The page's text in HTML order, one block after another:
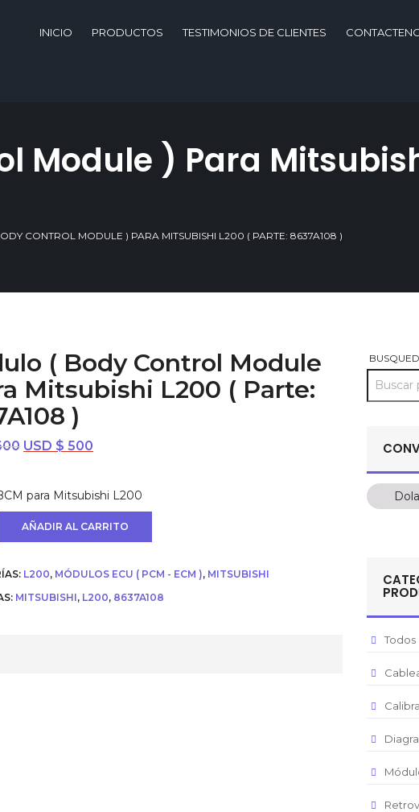
INICIO PRODUCTOS TESTIMONIOS DE CLIENTES
Module ) Para
CONTROL MODULE ) PARA MITSUBISHI L200 ( PARTE: 8637A108 )
( Body Control Module
Mitsubishi L200 ( Parte:
)
El
era:
USD
$ 600.
USD $ 500
es:
USD
$ 500.
para Mitsubishi L200
AÑADIR AL CARRITO
L200, MÓDULOS ECU ( PCM - ECM ), MITSUBISHI
MITSUBISHI, L200, 8637A108
Dolar
Pesos
Peso Chileno
Todos